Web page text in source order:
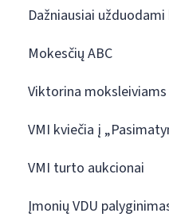
Dažniausiai
Mokesčių ABC
Viktorina moksleiviams
VMI kviečia į
VMI turto aukcionai
Įmonių VDU